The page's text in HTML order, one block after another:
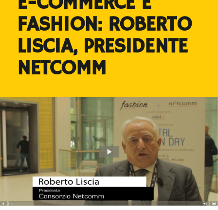
FASHION: ROBERTO
LISCIA, PRESIDENTE
NETCOMM